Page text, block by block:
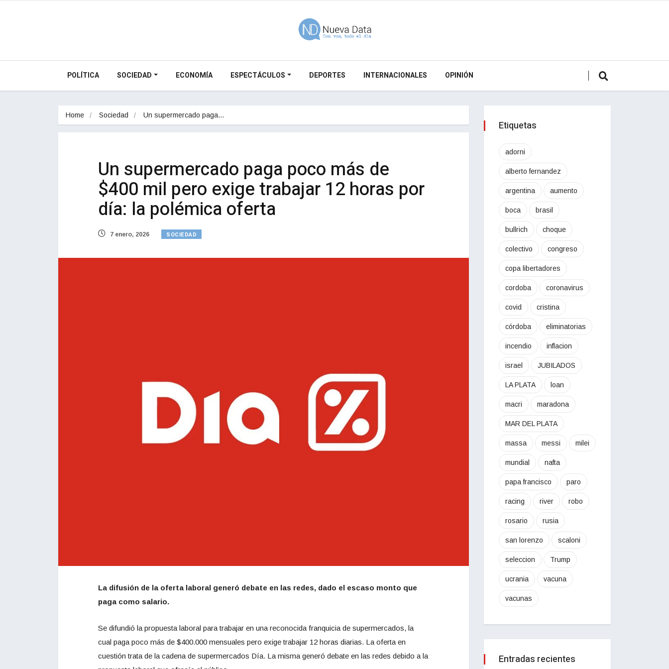
POLÍTICA SOCIEDAD ECONOMÍA ESPECTÁCULOS DEPORTES INTERNACIONALES OPINIÓN
Home Sociedad Un supermercado paga…
Un supermercado paga poco más de
$400 mil pero exige trabajar 12 horas por
día: la polémica oferta
7 enero, 2026 SOCIEDAD
La difusión de la oferta laboral generó debate en las redes, dado el escaso monto que
paga como salario.
Se difundió la propuesta laboral para trabajar en una reconocida franquicia de supermercados, la
cual paga poco más de $400.000 mensuales pero exige trabajar 12 horas diarias. La oferta en
cuestión trata de la cadena de supermercados Día. La misma generó debate en las redes debido a la
Etiquetas
adorni
alberto fernandez
argentina aumento
boca brasil
bullrich choque
colectivo congreso
copa libertadores
cordoba coronavirus
covid cristina
córdoba eliminatorias
incendio inflacion
israel JUBILADOS
LA PLATA loan
macri maradona
MAR DEL PLATA
massa messi milei
mundial nafta
papa francisco paro
racing river robo
rosario rusia
san lorenzo scaloni
seleccion Trump
ucrania vacuna
vacunas
Entradas recientes